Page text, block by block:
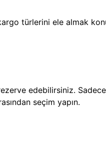
türlerini ele almak
edebilirsiniz.
seçim yapın.